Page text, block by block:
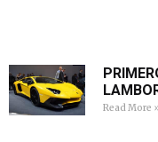
Read More